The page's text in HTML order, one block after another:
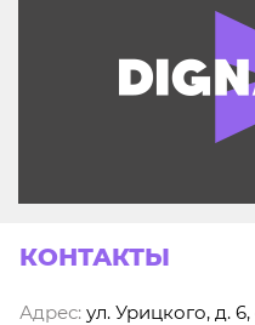
КОНТАКТЫ
Адрес: ул. Урицкого, д.